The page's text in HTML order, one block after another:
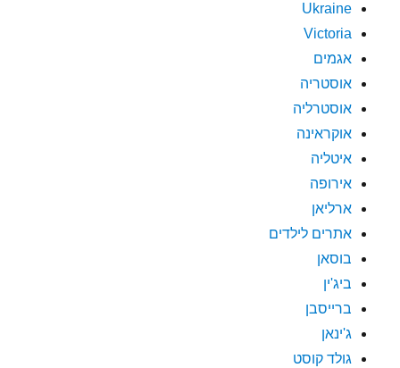
Ukraine
Victoria
אגמים
אוסטריה
אוסטרליה
אוקראינה
איטליה
אירופה
ארליאן
אתרים לילדים
בוסאן
ביג'ין
ברייסבן
ג'ינאן
גולד קוסט